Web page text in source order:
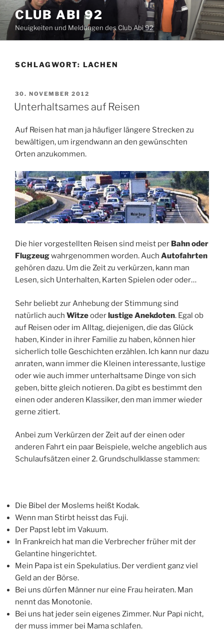
Zum
Inhalt
springen
CLUB ABI 92
Neuigkeiten und Meldungen des Club Abi 92
SCHLAGWORT: LACHEN
VERÖFFENTLICHT
AM
30. NOVEMBER 2012
Unterhaltsames auf Reisen
Auf Reisen hat man ja häufiger längere Strecken zu
bewältigen, um irgendwann an den gewünschten
Orten anzukommen.
Die hier vorgestellten Reisen sind meist per Bahn oder
Flugzeugwahrgenommen worden. Auch Autofahrten
gehören dazu. Um die Zeit zu verkürzen, kann man
Lesen, sich Unterhalten, Karten Spielen oder oder…
Sehr beliebt zur Anhebung der Stimmung sind
natürlich auch Witzeoderlustige Anekdoten. Egal ob
auf Reisen oder im Alltag, diejenigen, die das Glück
haben, Kinder in ihrer Familie zu haben, können hier
sicherlich tolle Geschichten erzählen. Ich kann nur dazu
anraten, wann immer die Kleinen interessante, lustige
oder wie auch immer unterhaltsame Dinge von sich
geben, bitte gleich notieren. Da gibt es bestimmt den
einen oder anderen Klassiker, den man immer wieder
gerne zitiert.
Anbei zum Verkürzen der Zeit auf der einen oder
anderen Fahrt ein paar Beispiele, welche angeblich aus
Schulaufsätzen einer 2. Grundschulklasse stammen:
Die Bibel der Moslems heißt Kodak.
Wenn man Stirbt heisst das Fuji.
Der Papst lebt im Vakuum.
In Frankreich hat man die Verbrecher früher mit der
Gelantine hingerichtet.
Mein Papa ist ein Spekulatius. Der verdient ganz viel
Geld an der Börse.
Bei uns dürfen Männer nur eine Frau heiraten. Man
nennt das Monotonie.
Bei uns hat jeder sein eigenes Zimmer. Nur Papi nicht,
der muss immer bei Mama schlafen.